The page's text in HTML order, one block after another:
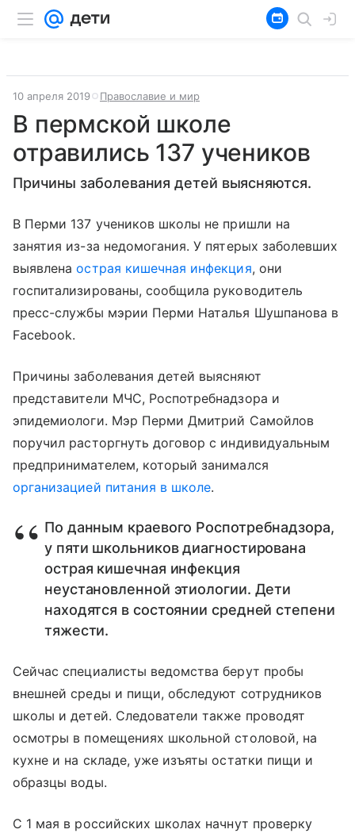
10 апреля 2019 Православие и мир
В пермской школе
отравились 137 учеников
Причины заболевания детей выясняются.
В Перми 137 учеников школы не пришли на
занятия из-за недомогания. У пятерых заболевших
выявленаострая кишечная инфекция, они
госпитализированы, сообщила руководитель
пресс-службы мэрии Перми Наталья Шушпанова в
Facebook.
Причины заболевания детей выясняют
представители МЧС, Роспотребнадзора и
эпидемиологи. Мэр Перми Дмитрий Самойлов
поручил расторгнуть договор с индивидуальным
предпринимателем, который занимался
организацией питания в школе.
По данным краевого Роспотребнадзора,
у пяти школьников диагностирована
острая кишечная инфекция
неустановленной этиологии. Дети
находятся в состоянии средней степени
тяжести.
Сейчас специалисты ведомства берут пробы
внешней среды и пищи, обследуют сотрудников
школы и детей. Следователи также проводят
осмотры в помещениях школьной столовой, на
кухне и на складе, уже изъяты остатки пищи и
образцы воды.
С 1 мая в российских школах начнут проверку